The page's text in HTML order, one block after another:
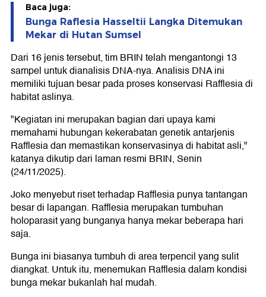
Baca juga:
Bunga Raflesia Hasseltii Langka Ditemukan
Mekar di Hutan Sumsel
Dari 16 jenis tersebut, tim BRIN telah mengantongi 13
sampel untuk dianalisis DNA-nya. Analisis DNA ini
memiliki tujuan besar pada proses konservasi Rafflesia di
habitat aslinya.
"Kegiatan ini merupakan bagian dari upaya kami
memahami hubungan kekerabatan genetik antarjenis
Rafflesia dan memastikan konservasinya di habitat asli,"
katanya dikutip dari laman resmi BRIN, Senin
(24/11/2025).
Joko menyebut riset terhadap Rafflesia punya tantangan
besar di lapangan. Rafflesia merupakan tumbuhan
holoparasit yang bunganya hanya mekar beberapa hari
saja.
Bunga ini biasanya tumbuh di area terpencil yang sulit
diangkat. Untuk itu, menemukan Rafflesia dalam kondisi
bunga mekar bukanlah hal mudah.